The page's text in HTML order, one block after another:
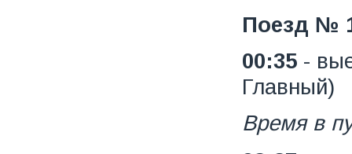
Поезд №
00:35 -
Главный)
Время в